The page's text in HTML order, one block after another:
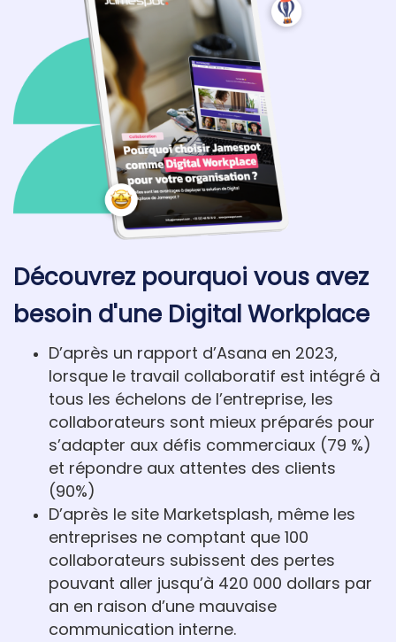
Découvrez pourquoi vous avez
besoin d'une Digital Workplace
D’après un rapport d’Asana en 2023,
lorsque le travail collaboratif est intégré à
tous les échelons de l’entreprise, les
collaborateurs sont mieux préparés pour
s’adapter aux défis commerciaux (79 %)
et répondre aux attentes des clients
(90%)
D’après le site Marketsplash, même les
entreprises ne comptant que 100
collaborateurs subissent des pertes
pouvant aller jusqu’à 420 000 dollars par
an en raison d’une mauvaise
communication interne.